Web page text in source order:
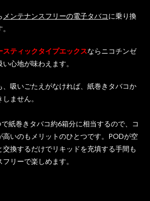
メンテナンスフリーの電子タバコに乗り換
スティックタイプエックスならニコチンゼ
心地が味わえます。
、吸いごたえがなければ、紙巻きタバコか
ません。
紙巻きタバコ約6箱分に相当するので、コ
高いのもメリットのひとつです。PODが空
交換するだけでリキッドを充填する手間も
リーで楽しめます。